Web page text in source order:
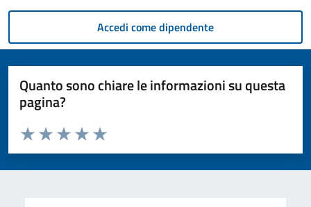
Accedi come dipendente
Quanto sono chiare le informazioni su questa
pagina?
Valuta da 1 a 5 stelle la pagina
Valuta 5 stelle su 5
Valuta 4 stelle su 5
Valuta 3 stelle su 5
Valuta 2 stelle su 5
Valuta 1 stelle su 5